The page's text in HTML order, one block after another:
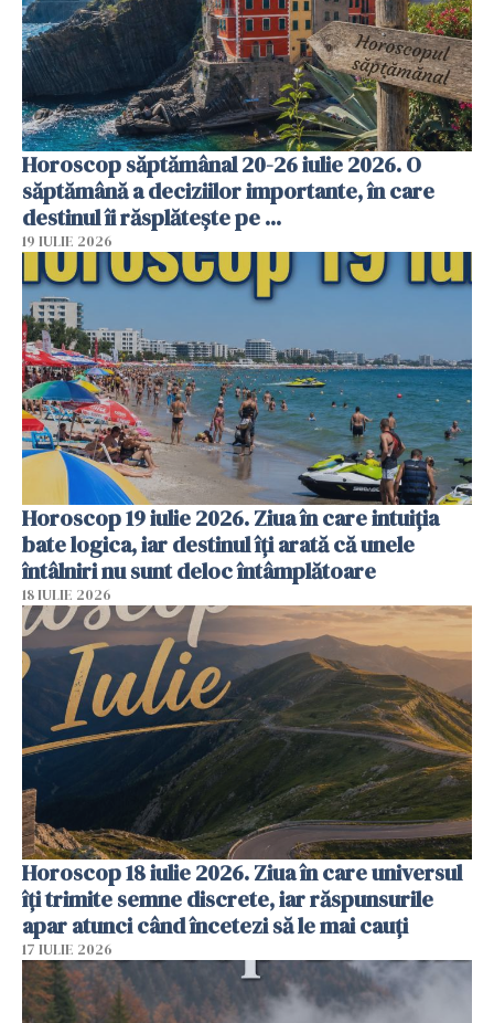
Horoscop săptămânal 20-26 iulie 2026. O
săptămână a deciziilor importante, în care
destinul îi răsplătește pe ...
19 IULIE 2026
Horoscop 19 iulie 2026. Ziua în care intuiția
bate logica, iar destinul îți arată că unele
întâlniri nu sunt deloc întâmplătoare
18 IULIE 2026
Horoscop 18 iulie 2026. Ziua în care universul
îți trimite semne discrete, iar răspunsurile
apar atunci când încetezi să le mai cauți
17 IULIE 2026